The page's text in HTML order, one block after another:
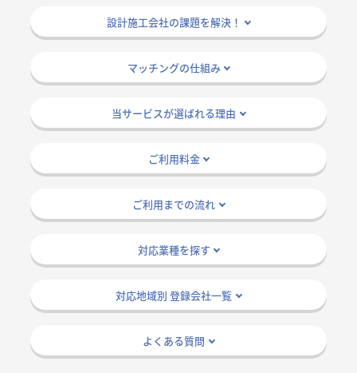
設計施工会社の課題を解決！
マッチングの仕組み
当サービスが選ばれる理由
ご利用料金
ご利用までの流れ
対応業種を探す
対応地域別 登録会社一覧
よくある質問